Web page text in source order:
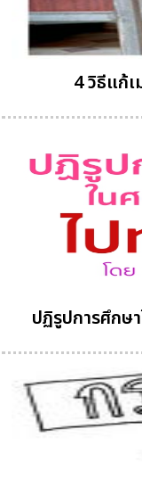
4 วิธีแก้
ปฏิรูปการศึกษ